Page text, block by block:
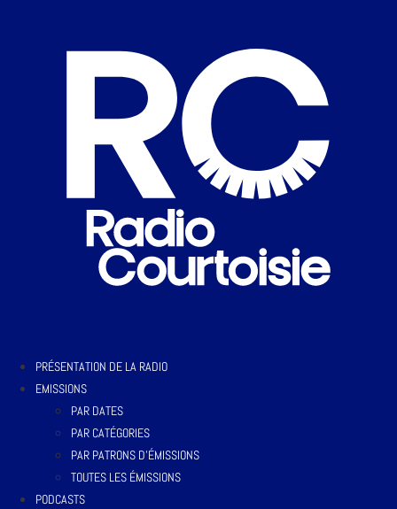
PRÉSENTATION DE LA RADIO
EMISSIONS
PAR DATES
PAR CATÉGORIES
PAR PATRONS D’ÉMISSIONS
TOUTES LES ÉMISSIONS
PODCASTS